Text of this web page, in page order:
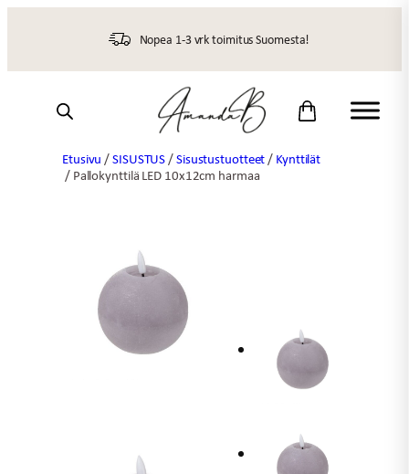
Nopea 1-3 vrk toimitus Suomesta!
Etusivu /SISUSTUS/Sisustustuotteet/ Kynttilät
/ Pallokynttilä LED 10x12cm harmaa